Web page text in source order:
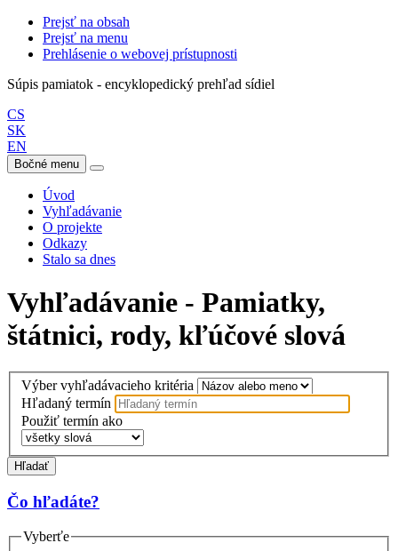
Prejsť na obsah
Prejsť na menu
Prehlásenie o webovej prístupnosti
Súpis pamiatok - encyklopedický prehľad sídiel
CS
SK
EN
Bočné menu
Úvod
Vyhľadávanie
O projekte
Odkazy
Stalo sa dnes
Vyhľadávanie - Pamiatky,
štátnici, rody, kľúčové slová
Výber vyhľadávacieho kritéria
Hľadaný termín
Použiť termín ako
Hľadať
Čo hľadáte?
Vyberťe